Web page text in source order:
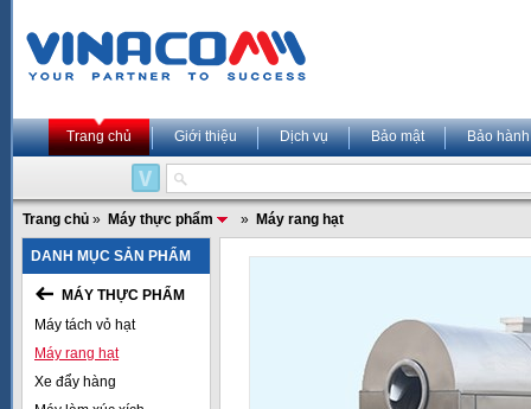
Trang chủ Giới thiệu Dịch vụ Bảo mật Bảo hành
Trang chủ » Máy thực phẩm » Máy rang hạt
DANH MỤC SẢN PHẨM
MÁY THỰC PHẨM
Máy tách vỏ hạt
Máy rang hạt
Xe đẩy hàng